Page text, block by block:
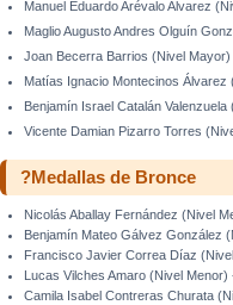
Manuel Eduardo Arévalo Alvarez
Maglio Augusto Andres Olguín
Joan Becerra Barrios (Nivel
Matías Ignacio Montecinos
Benjamín Israel Catalán
Vicente Damian Pizarro Torres
?Medallas de Bronce
Nicolás Aballay Fernández (Nivel
Benjamín Mateo Gálvez González
Francisco Javier Correa Díaz
Lucas Vilches Amaro (Nivel
Camila Isabel Contreras Churata